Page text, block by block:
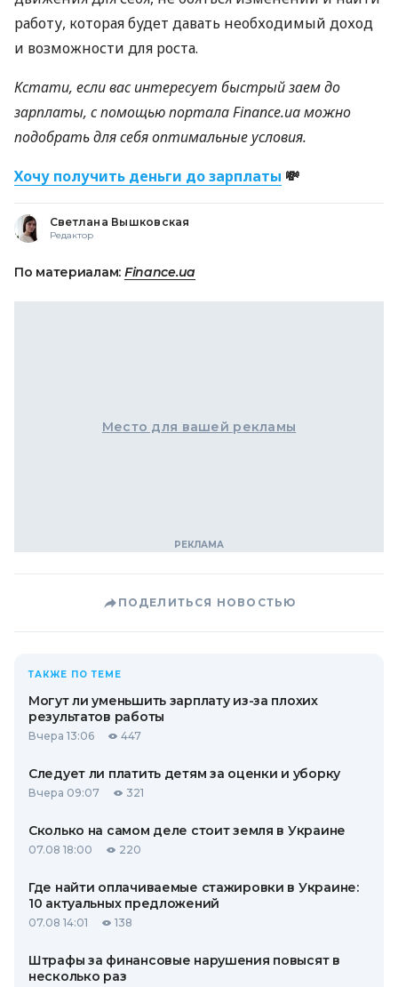
работу, которая будет давать необходимый доход
и возможности для роста.
Кстати, если вас интересует быстрый заем до
зарплаты, с помощью портала Finance.ua можно
подобрать для себя оптимальные условия.
Хочу получить деньги до зарплаты 💸
Светлана Вышковская
Редактор
По материалам: Finance.ua
Место для вашей рекламы
ПОДЕЛИТЬСЯ НОВОСТЬЮ
ТАКЖЕ ПО ТЕМЕ
Могут ли уменьшить зарплату из-за плохих
результатов работы
Вчера 13:06 447
Следует ли платить детям за оценки и уборку
Вчера 09:07 321
Сколько на самом деле стоит земля в Украине
07.08 18:00 220
Где найти оплачиваемые стажировки в Украине:
10 актуальных предложений
07.08 14:01 138
Штрафы за финансовые нарушения повысят в
несколько раз